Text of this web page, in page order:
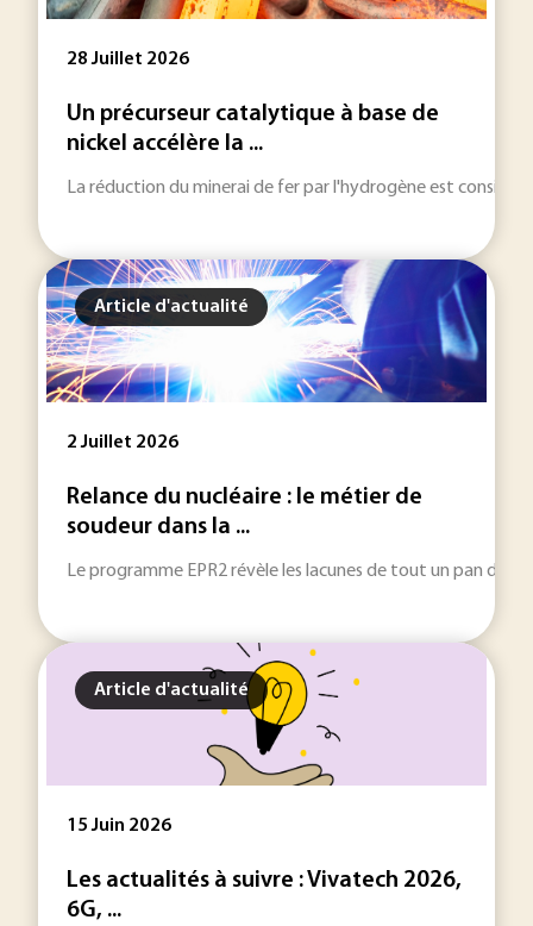
28 Juillet 2026
Un précurseur catalytique à base de
nickel accélère la ...
La réduction du minerai de fer par l'hydrogène est
Article d'actualité
2 Juillet 2026
Relance du nucléaire : le métier de
soudeur dans la ...
Le programme EPR2 révèle les lacunes de tout un pan de
Article d'actualité
15 Juin 2026
Les actualités à suivre : Vivatech 2026,
6G, ...